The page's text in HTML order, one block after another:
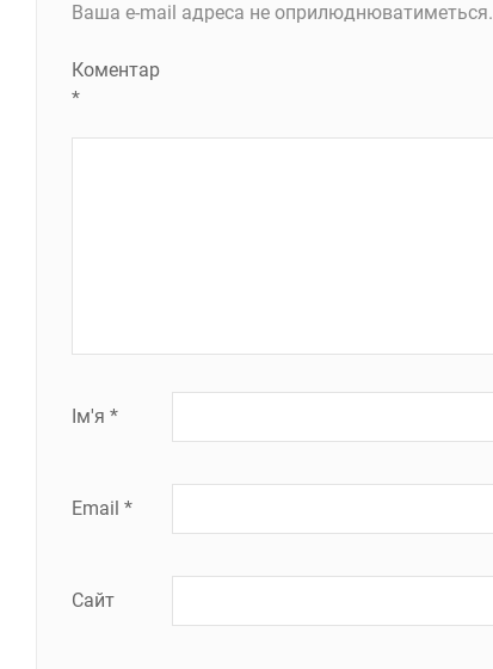
Ваша e-mail адреса не оприлюднюватиметься.
Коментар
*
Ім'я *
Email *
Сайт